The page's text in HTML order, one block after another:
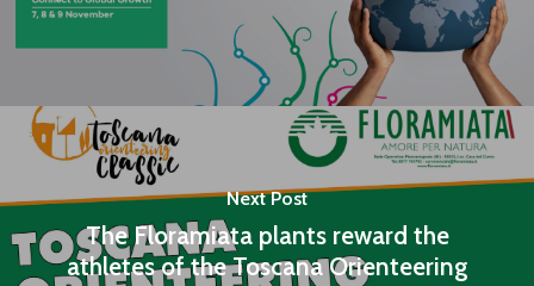
Next Post
The Floramiata plants reward the
athletes of the Toscana Orienteering